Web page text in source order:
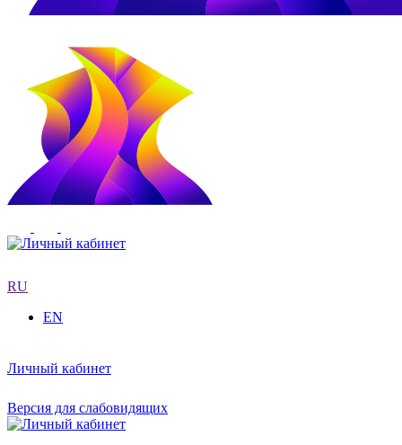
RU
EN
Личный кабинет
Версия для слабовидящих